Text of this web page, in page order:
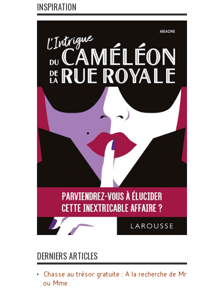
INSPIRATION
DERNIERS ARTICLES
Chasse au trésor gratuite : A la recherche de Mr
ou Mme